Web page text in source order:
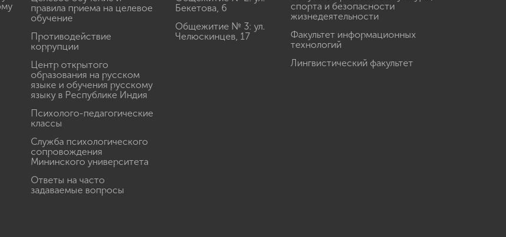
правила приема на целевое
обучение
Противодействие
коррупции
Центр открытого
образования на русском
языке и обучения русскому
языку в Республике Индия
Психолого-педагогические
классы
Служба психологического
сопровождения
Мининского университета
Ответы на часто
задаваемые вопросы
Бекетова, 6
Общежитие № 3: ул.
Челюскинцев, 17
спорта и безопасности
жизнедеятельности
Факультет информационных
технологий
Лингвистический факультет